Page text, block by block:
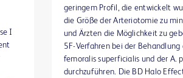
I
geringem Profil, die entwickelt
die Größe der Arteriotomie zu
und Ärzten die Möglichkeit zu
5F-Verfahren bei der Behandlung
femoralis superficialis und der A.
durchzuführen. Die BD Halo